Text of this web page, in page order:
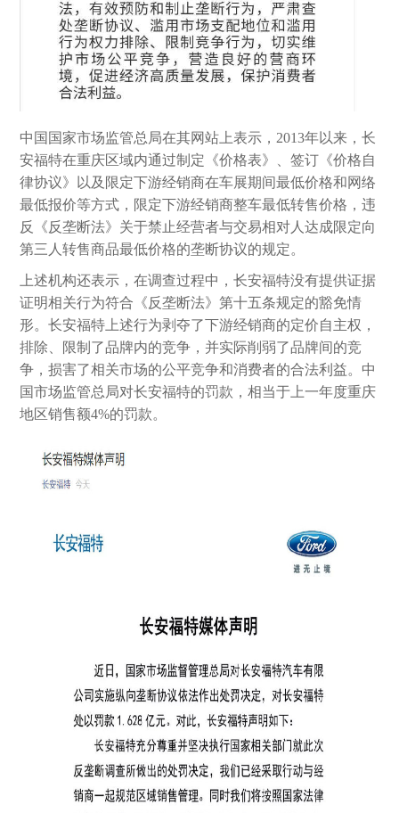
中国国家市场监管总局在其网站上表示，2013年以来，长
安福特在重庆区域内通过制定《价格表》、签订《价格自
律协议》以及限定下游经销商在车展期间最低价格和网络
最低报价等方式，限定下游经销商整车最低转售价格，违
反《反垄断法》关于禁止经营者与交易相对人达成限定向
第三人转售商品最低价格的垄断协议的规定。
上述机构还表示，在调查过程中，长安福特没有提供证据
证明相关行为符合《反垄断法》第十五条规定的豁免情
形。长安福特上述行为剥夺了下游经销商的定价自主权，
排除、限制了品牌内的竞争，并实际削弱了品牌间的竞
争，损害了相关市场的公平竞争和消费者的合法利益。中
国市场监管总局对长安福特的罚款，相当于上一年度重庆
地区销售额4%的罚款。